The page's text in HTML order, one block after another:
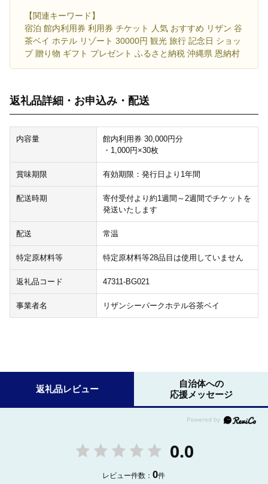
【関連キーワード】
宿泊 館内利用券 利用券 チケット 人気 おすすめ リザン 谷
茶ベイ ホテル リゾート 30000円 観光 旅行 記念日 ショッ
プ 贈り物 ギフト プレゼント ふるさと納税 沖縄県 恩納村
返礼品詳細・お申込み・配送
内容量
館内利用券 30,000円分
・1,000円×30枚
賞味期限 有効期限：発行日より1年間
配送時期
寄付受付より約1週間～2週間でチケットを
発送いたします
配送 常温
特定原材料等 特定原材料等28品目は使用していません
返礼品コード 47311-BG021
事業者名 リザンシーパークホテル谷茶ベイ
返礼品レビュー
自治体への
応援メッセージ
0.0
レビュー件数：0件